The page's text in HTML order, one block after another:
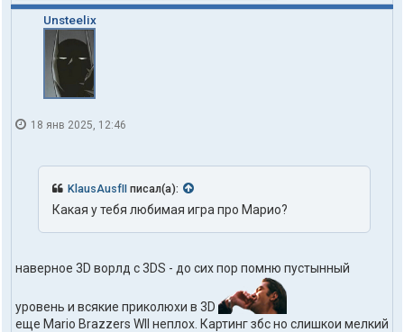
Unsteelix
18 янв 2025, 12:46
KlausAusfII писал(а):
Какая у тебя любимая игра про Марио?
наверное 3D ворлд с 3DS - до сих пор помню пустынный
уровень и всякие приколюхи в 3D
еще Mario Brazzers WII неплох. Картинг збс но слишкои мелкий